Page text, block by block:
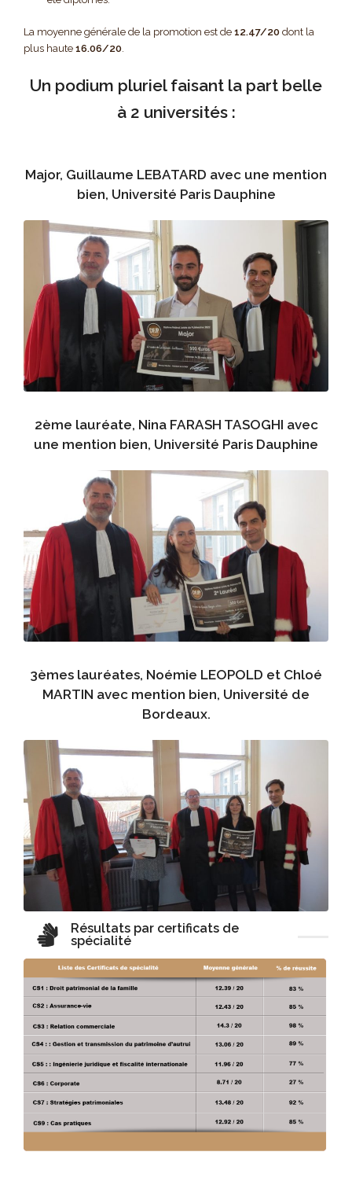
La moyenne générale de la promotion est de 12.47/20 dont la
plus haute 16.06/20
Un podium pluriel faisant la part belle
à 2 universités :
Major, Guillaume LEBATARD avec une mention
bien, Université Paris Dauphine
2ème lauréate, Nina FARASH TASOGHI avec
une mention bien, Université Paris Dauphine
3èmes lauréates, Noémie LEOPOLD et Chloé
MARTIN avec mention bien, Université de
Bordeaux.
Résultats par certificats de
spécialité